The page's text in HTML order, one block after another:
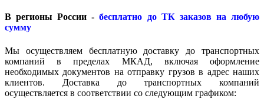
В регионы России -бесплатно до ТК заказов на любую
сумму
Мы осуществляем бесплатную доставку до транспортных
компаний в пределах МКАД, включая оформление
необходимых документов на отправку грузов в адрес наших
клиентов. Доставка до транспортных компаний
осуществляется в соответствии со следующим графиком: